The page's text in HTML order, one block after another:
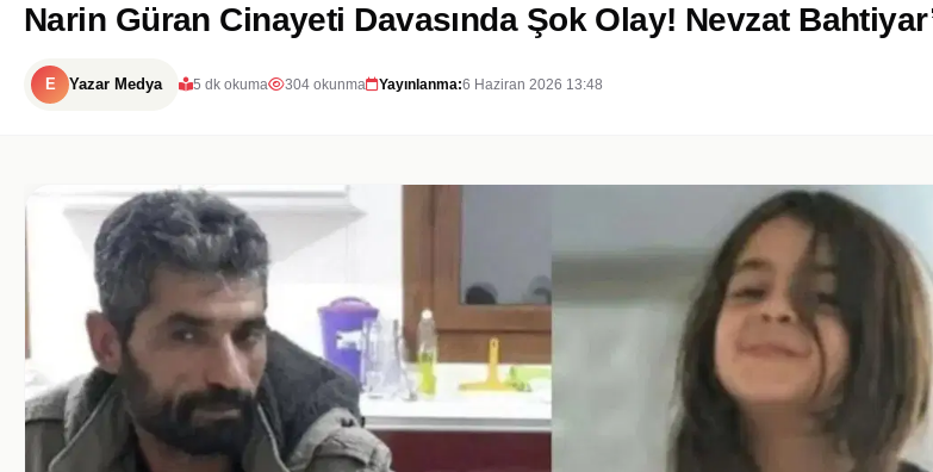
Narin Güran Cinayeti Davasında Şok Olay! Nevzat
E Yazar Medya 5 dk okuma 304 okunma Yayınlanma:6 Haziran 2026 13:48